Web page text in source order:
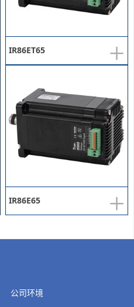
+
IR86ET65
+
IR86E65
公司环境